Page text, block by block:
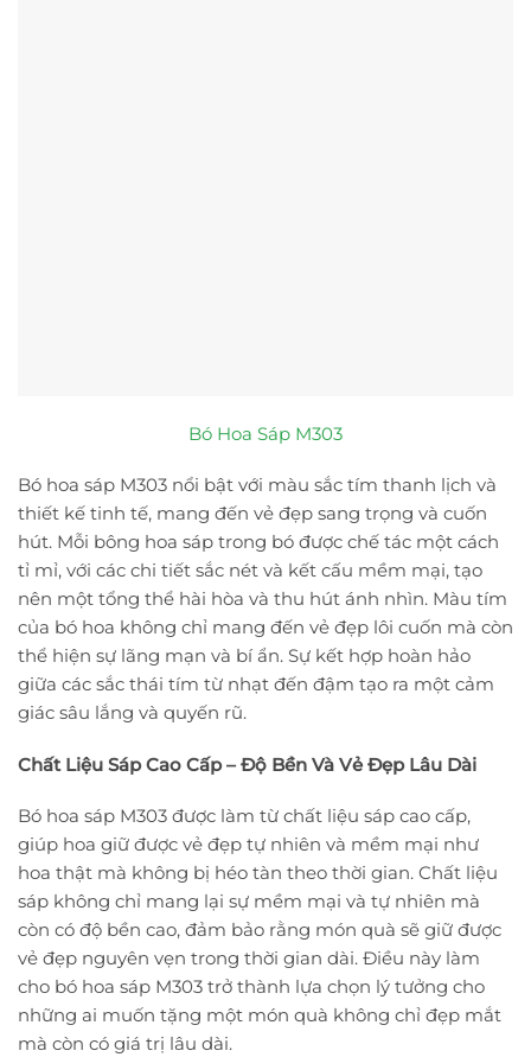
Bó Hoa Sáp M303
Bó hoa sáp M303 nổi bật với màu sắc tím thanh lịch và
thiết kế tinh tế, mang đến vẻ đẹp sang trọng và cuốn
hút. Mỗi bông hoa sáp trong bó được chế tác một cách
tỉ mỉ, với các chi tiết sắc nét và kết cấu mềm mại, tạo
nên một tổng thể hài hòa và thu hút ánh nhìn. Màu tím
của bó hoa không chỉ mang đến vẻ đẹp lôi cuốn mà còn
thể hiện sự lãng mạn và bí ẩn. Sự kết hợp hoàn hảo
giữa các sắc thái tím từ nhạt đến đậm tạo ra một cảm
giác sâu lắng và quyến rũ.
Chất Liệu Sáp Cao Cấp – Độ Bền Và Vẻ Đẹp Lâu Dài
Bó hoa sáp M303 được làm từ chất liệu sáp cao cấp,
giúp hoa giữ được vẻ đẹp tự nhiên và mềm mại như
hoa thật mà không bị héo tàn theo thời gian. Chất liệu
sáp không chỉ mang lại sự mềm mại và tự nhiên mà
còn có độ bền cao, đảm bảo rằng món quà sẽ giữ được
vẻ đẹp nguyên vẹn trong thời gian dài. Điều này làm
cho bó hoa sáp M303 trở thành lựa chọn lý tưởng cho
những ai muốn tặng một món quà không chỉ đẹp mắt
mà còn có giá trị lâu dài.